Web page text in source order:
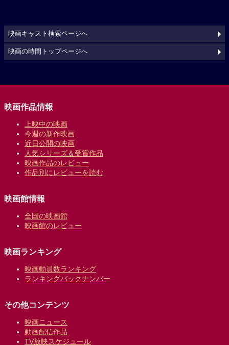
映画キャスト検索ページへ
映画の時間トップページへ
映画作品情報
上映中の映画
今週の新作映画
近日公開の映画
人気シリーズ＆受賞作品
映画作品のレビュー
作品別にレビューを読む
映画館情報
全国の映画館
映画館のレビュー
映画ランキング
映画動員数ランキング
ランキングバックナンバー
その他コンテンツ
映画ニュース
動画配信作品
TV放映スケジュール